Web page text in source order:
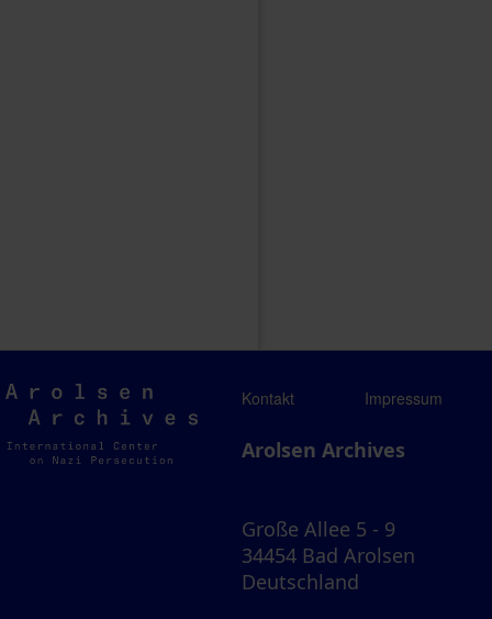
Arolsen
Archives
Kontakt Impressum
Arolsen Archives
Große Allee 5 - 9
34454 Bad Arolsen
Deutschland